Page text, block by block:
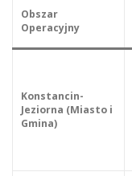
Obszar
Operacyjny
Konstancin-
Jeziorna (Miasto i
Gmina)